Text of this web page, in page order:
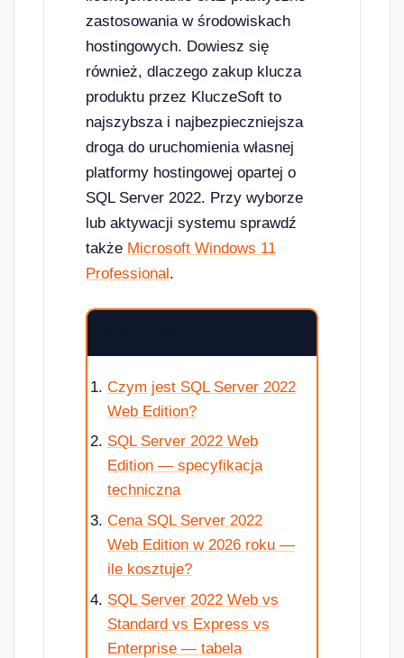
zastosowania w środowiskach
hostingowych. Dowiesz się
również, dlaczego zakup klucza
produktu przez KluczeSoft to
najszybsza i najbezpieczniejsza
droga do uruchomienia własnej
platformy hostingowej opartej o
SQL Server 2022. Przy wyborze
lub aktywacji systemu sprawdź
także Microsoft Windows 11
Professional.
Czym jest SQL Server 2022
Web Edition?
SQL Server 2022 Web
Edition — specyfikacja
techniczna
Cena SQL Server 2022
Web Edition w 2026 roku —
ile kosztuje?
SQL Server 2022 Web vs
Standard vs Express vs
Enterprise — tabela